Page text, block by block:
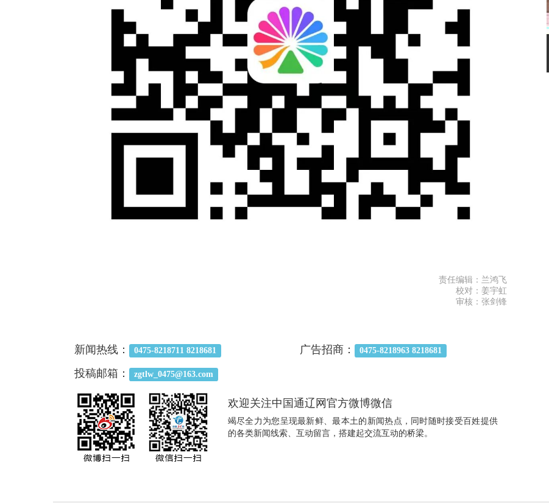
责任编辑：兰鸿飞
校对：姜宇虹
审核：张剑锋
新闻热线： 0475-8218711 8218681 广告招商： 0475-8218963 8218681
投稿邮箱： zgtlw_0475@163.com
欢迎关注中国通辽网官方微博微信
竭尽全力为您呈现最新鲜、最本土的新闻热点，同时随时接受百姓提供
的各类新闻线索、互动留言，搭建起交流互动的桥梁。